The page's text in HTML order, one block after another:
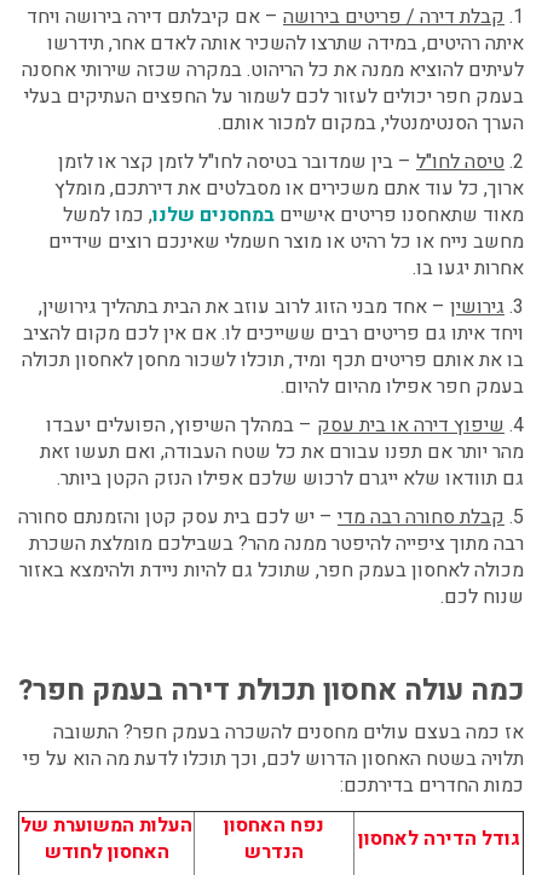
1. קבלת דירה / פריטים בירושה – אם קיבלתם דירה בירושה ויחד
איתה רהיטים, במידה שתרצו להשכיר אותה לאדם אחר, תידרשו
לעיתים להוציא ממנה את כל הריהוט. במקרה שכזה שירותי אחסנה
בעמק חפר יכולים לעזור לכם לשמור על החפצים העתיקים בעלי
הערך הסנטימנטלי, במקום למכור אותם.
2. טיסה לחו"ל – בין שמדובר בטיסה לחו"ל לזמן קצר או לזמן
ארוך, כל עוד אתם משכירים או מסבלטים את דירתכם, מומלץ
מאוד שתאחסנו פריטים אישיים במחסנים שלנו, כמו למשל
מחשב נייח או כל רהיט או מוצר חשמלי שאינכם רוצים שידיים
אחרות יגעו בו.
3. גירושין – אחד מבני הזוג לרוב עוזב את הבית בתהליך גירושין,
ויחד איתו גם פריטים רבים ששייכים לו. אם אין לכם מקום להציב
בו את אותם פריטים תכף ומיד, תוכלו לשכור מחסן לאחסון תכולה
בעמק חפראפילו מהיום להיום.
4. שיפוץ דירה או בית עסק – במהלך השיפוץ, הפועלים יעבדו
מהר יותר אם תפנו עבורם את כל שטח העבודה, ואם תעשו זאת
גם תוודאו שלא ייגרם לרכוש שלכם אפילו הנזק הקטן ביותר.
5. קבלת סחורה רבה מדי – יש לכם בית עסק קטן והזמנתם סחורה
רבה מתוך ציפייה להיפטר ממנה מהר? בשבילכם מומלצת השכרת
מכולה לאחסון בעמק חפר, שתוכל גם להיות ניידת ולהימצא באזור
שנוח לכם.
כמה עולה אחסון תכולת דירה בעמק חפר?
אז כמה בעצם עולים מחסנים להשכרה בעמק חפר? התשובה
תלויה בשטח האחסון הדרוש לכם, וכך תוכלו לדעת מה הוא על פי
כמות החדרים בדירתכם:
גודל הדירה לאחסון
נפח האחסון
הנדרש
העלות המשוערת של
האחסון לחודש